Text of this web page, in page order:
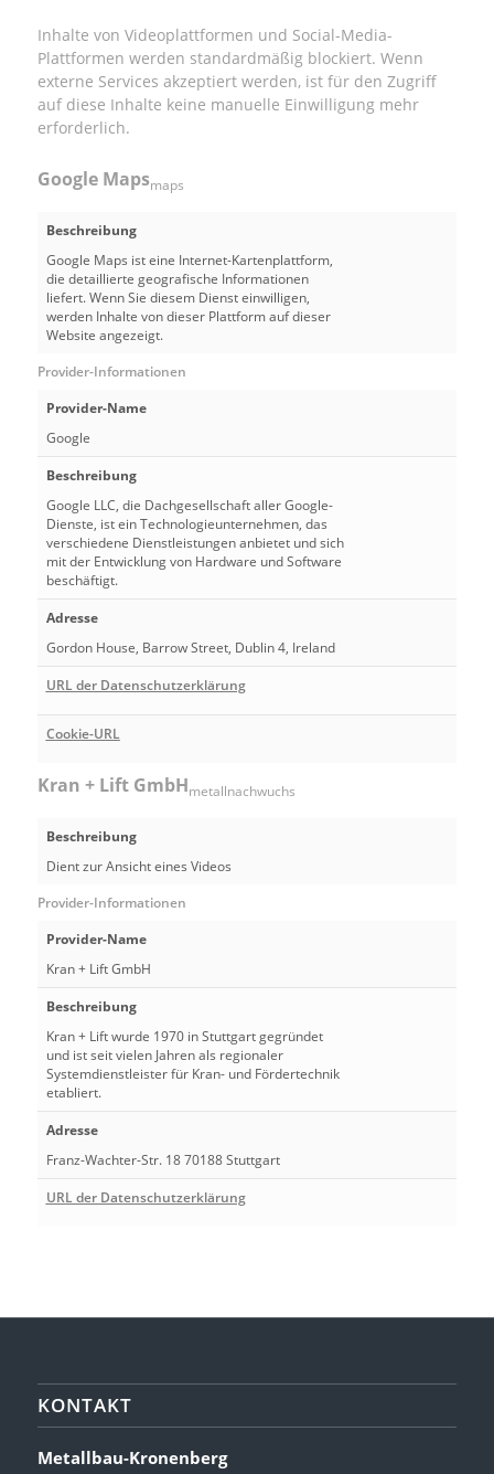
Inhalte von Videoplattformen und Social-Media-
Plattformen werden standardmäßig blockiert. Wenn
externe Services akzeptiert werden, ist für den Zugriff
auf diese Inhalte keine manuelle Einwilligung mehr
erforderlich.
Google Mapsmaps
Beschreibung
Google Maps ist eine Internet-Kartenplattform,
die detaillierte geografische Informationen
liefert. Wenn Sie diesem Dienst einwilligen,
werden Inhalte von dieser Plattform auf dieser
Website angezeigt.
Provider-Informationen
Provider-Name
Google
Beschreibung
Google LLC, die Dachgesellschaft aller Google-
Dienste, ist ein Technologieunternehmen, das
verschiedene Dienstleistungen anbietet und sich
mit der Entwicklung von Hardware und Software
beschäftigt.
Adresse
Gordon House, Barrow Street, Dublin 4, Ireland
URL der Datenschutzerklärung
Cookie-URL
Kran + Lift GmbHmetallnachwuchs
Beschreibung
Dient zur Ansicht eines Videos
Provider-Informationen
Provider-Name
Kran + Lift GmbH
Beschreibung
Kran + Lift wurde 1970 in Stuttgart gegründet
und ist seit vielen Jahren als regionaler
Systemdienstleister für Kran- und Fördertechnik
etabliert.
Adresse
Franz-Wachter-Str. 18 70188 Stuttgart
URL der Datenschutzerklärung
KONTAKT
Metallbau-Kronenberg